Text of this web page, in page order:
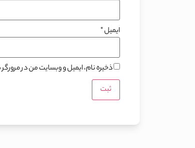
ایمیل*
ذخیره نام، ایمیل و وبسایت من در